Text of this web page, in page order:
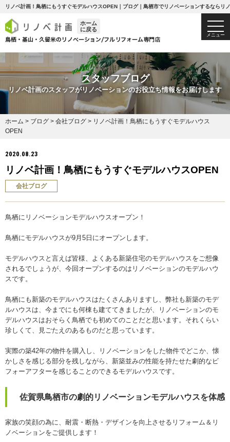
リノベ計画！鳥栖にもうすぐモデルハウスOPEN｜ブログ｜鳥栖市でリノベーションするならリ
ホーム
に戻る
メニュー
スタッフブログ
リノベ計画のスタッフがリノベーションのお役立ち情報をお届けします
ホーム > ブログ > 会社ブログ > リノベ計画！鳥栖にもうすぐモデルハウス
OPEN
2020.08.23
リノベ計画！鳥栖にもうすぐモデルハウスOPEN
会社ブログ
鳥栖にリノベーションモデルハウスオープン！
鳥栖にモデルハウスが9月5日にオープンします。
モデルハウスと言えば皆様、よくある新築住宅のモデルハウスをご想像
されるでしょうが、今回オープンするのはリノベーションのモデルハウ
スです。
鳥栖にも新築のモデルハウスはたくさんありますし、弊社も新築のモデ
ルハウスは、今までにも何棟も建ててきましたが、リノベーションのモ
デルハウスはおそらく鳥栖でも初めてのことだと思います。それくらい
珍しくて、見ごたえのあるものだと思っています。
実際の築42年の物件を購入し、リノベーションをした物件でどこか、懐
かしさを感じる部分を残しながら、新築並みの性能を持たせた劇的なビ
フォーアフターを感じることのできるモデルハウスです。
佐賀県鳥栖市の劇的リノベーションモデルハウスを体感
家族の笑顔の為に
、耐震・断熱・デザインを向上させるリフォーム＆リ
ノベーションをご提供します！